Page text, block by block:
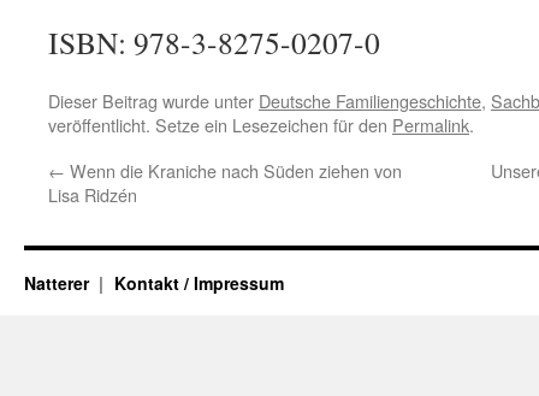
ISBN: 978-3-8275-0207-0
Dieser Beitrag wurde unter Deutsche Familiengeschichte,
veröffentlicht. Setze ein Lesezeichen für den Permalink.
← Wenn die Kraniche nach Süden ziehen von
Lisa Ridzén
Natterer Kontakt / Impressum